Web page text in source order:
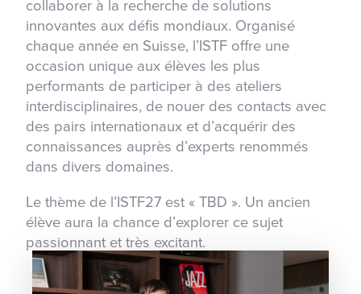
collaborer à la recherche de solutions
innovantes aux défis mondiaux. Organisé
chaque année en Suisse, l’ISTF offre une
occasion unique aux élèves les plus
performants de participer à des ateliers
interdisciplinaires, de nouer des contacts avec
des pairs internationaux et d’acquérir des
connaissances auprès d’experts renommés
dans divers domaines.
Le thème de l’ISTF27 est « TBD ». Un ancien
élève aura la chance d’explorer ce sujet
passionnant et très excitant.